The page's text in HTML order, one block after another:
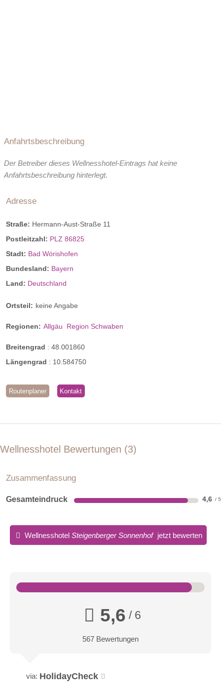
Anfahrtsbeschreibung
Der Betreiber dieses Wellnesshotel-Eintrags hat keine
Anfahrtsbeschreibung hinterlegt.
Adresse
Straße: Hermann-Aust-Straße 11
Postleitzahl: PLZ 86825
Stadt: Bad Wörishofen
Bundesland: Bayern
Land: Deutschland
Ortsteil: keine Angabe
Regionen: Allgäu Region Schwaben
Breitengrad : 48.001860
Längengrad : 10.584750
Routenplaner Kontakt
Wellnesshotel Bewertungen 3
Zusammenfassung
Gesamteindruck 4,6
Wellnesshotel Steigenberger Sonnenhof jetzt bewerten
5,6 / 6
567 Bewertungen
via: HolidayCheck